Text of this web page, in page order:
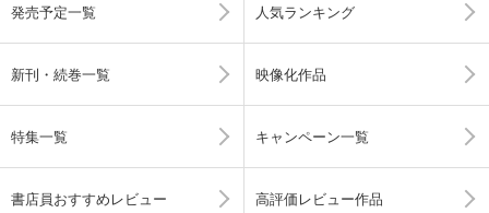
発売予定一覧 人気ランキング
新刊・続巻一覧 映像化作品
特集一覧 キャンペーン一覧
書店員おすすめレビュー 高評価レビュー作品